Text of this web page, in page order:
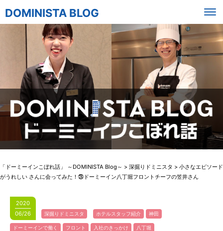
DOMINISTA BLOG
「ドーミーインこぼれ話」 ～DOMINISTA Blog～ > 深掘りドミニスタ > 小さなエピソード
がうれしい さんに会ってみた！㉖ドーミーイン八丁堀フロントチーフの笠井さん
2020
06/26
深掘りドミニスタ ホテルスタッフ紹介 神田
ドーミーインで働く フロント 入社のきっかけ 八丁堀